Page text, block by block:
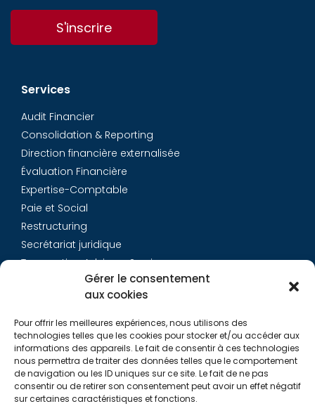
Gérer le consentement
aux cookies
Pour offrir les meilleures expériences, nous utilisons des
technologies telles que les cookies pour stocker et/ou accéder aux
informations des appareils. Le fait de consentir à ces technologies
nous permettra de traiter des données telles que le comportement
de navigation ou les ID uniques sur ce site. Le fait de ne pas
consentir ou de retirer son consentement peut avoir un effet négatif
sur certaines caractéristiques et fonctions.
S'inscrire
Services
Audit Financier
Consolidation & Reporting
Direction financière externalisée
Évaluation Financière
Expertise-Comptable
Paie et Social
Restructuring
Secrétariat juridique
Transaction Advisory Services
Équipe
Carrières
Contact
Liens utiles